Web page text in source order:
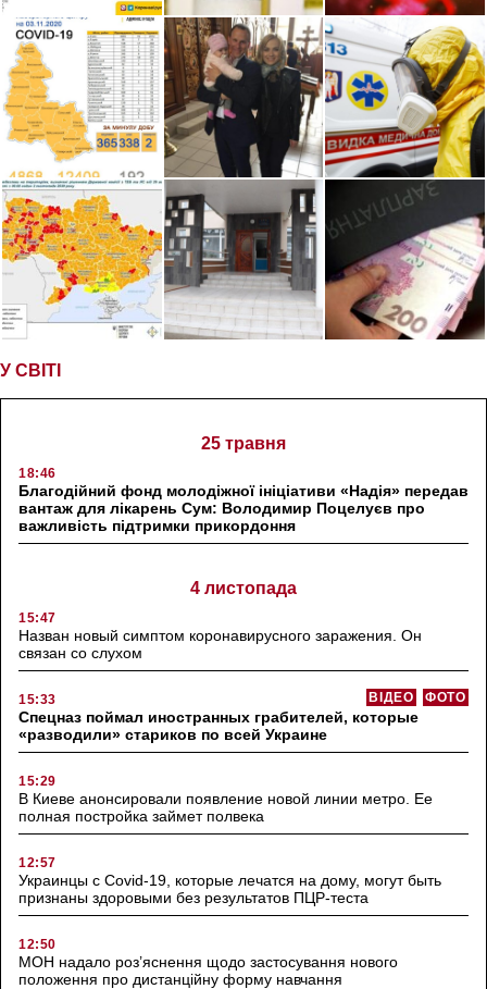
У СВІТІ
25 травня
18:46
Благодійний фонд молодіжної ініціативи «Надія» передав
вантаж для лікарень Сум: Володимир Поцелуєв про
важливість підтримки прикордоння
4 листопада
15:47
Назван новый симптом коронавирусного заражения. Он
связан со слухом
15:33 ФОТО
ВІДЕО
Спецназ поймал иностранных грабителей, которые
«разводили» стариков по всей Украине
15:29
В Киеве анонсировали появление новой линии метро. Ее
полная постройка займет полвека
12:57
Украинцы с Covid-19, которые лечатся на дому, могут быть
признаны здоровыми без результатов ПЦР-теста
12:50
МОН надало роз’яснення щодо застосування нового
положення про дистанційну форму навчання